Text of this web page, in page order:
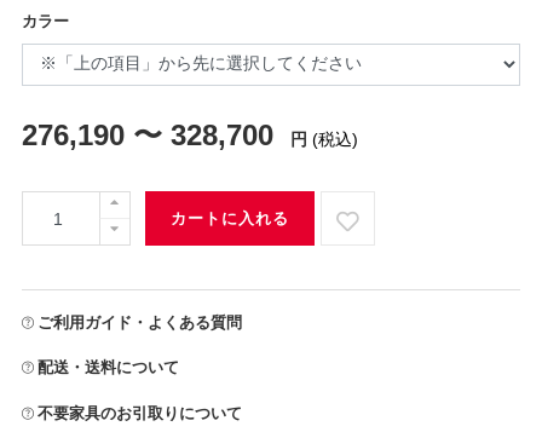
カラー
276,190 〜 328,700 円 (税込)
カートに入れる
ご利用ガイド・よくある質問
配送・送料について
不要家具のお引取りについて